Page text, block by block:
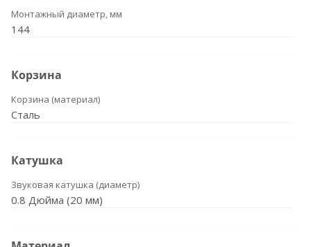
Монтажный диаметр, мм
144
Корзина
Корзина (материал)
Сталь
Катушка
Звуковая катушка (диаметр)
0.8 Дюйма (20 мм)